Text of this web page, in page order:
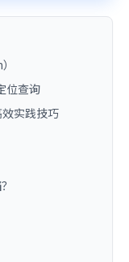
位查询
实践技巧